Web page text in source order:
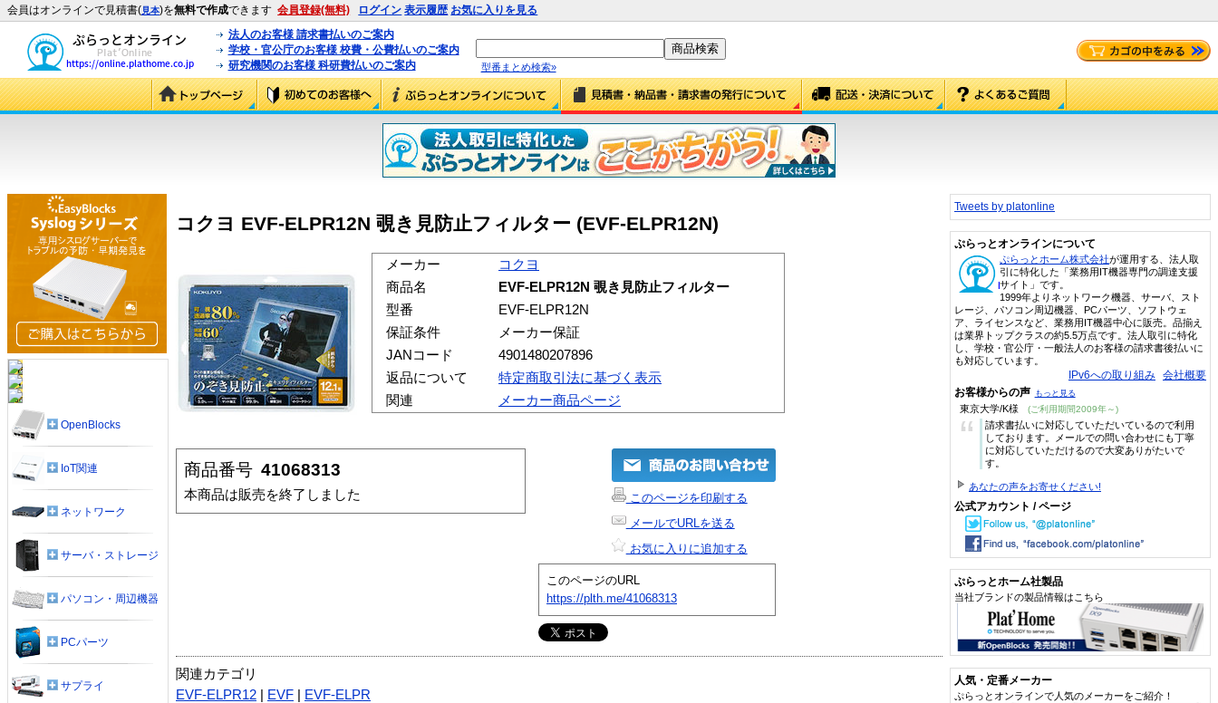
会員はオンラインで見積書(見本)を無料で作成できます 会員登録(無料) ログイン 表示履歴 お気に入りを見る
法人のお客様 請求書払いのご案内
学校・官公庁のお客様 校費・公費払いのご案内
研究機関のお客様 科研費払いのご案内
型番まとめ検索»
コクヨ EVF-ELPR12N 覗き見防止フィルター (EVF-ELPR12N)
メーカー
コクヨ
商品名
EVF-ELPR12N 覗き見防止フィルター
型番
EVF-ELPR12N
保証条件
メーカー保証
JANコード
4901480207896
返品について
特定商取引法に基づく表示
関連
メーカー商品ページ
商品番号 41068313
本商品は販売を終了しました
このページを印刷する
メールでURLを送る
お気に入りに追加する
このページのURL
https://plth.me/41068313
関連カテゴリ
EVF-ELPR12
EVF EVF-ELPR
OpenBlocks
IoT関連
ネットワーク
サーバ・ストレージ
パソコン・周辺機器
PCパーツ
サプライ
Tweets by platonline
ぷらっとオンラインについて
ぷらっとホーム株式会社が運用する、法人取
引に特化した「業務用IT機器専門の調達支援
サイト」です。
1999年よりネットワーク機器、サーバ、スト
レージ、パソコン周辺機器、PCパーツ、ソフトウェ
ア、ライセンスなど、業務用IT機器中心に販売。品揃え
は業界トップクラスの約5.5万点です。法人取引に特化
し、学校・官公庁・一般法人のお客様の請求書後払いに
も対応しています。
IPv6への取り組み 会社概要
お客様からの声 もっと見る
東京大学/K様 (ご利用期間2009年～)
“
請求書払いに対応していただいているので利用
しております。メールでの問い合わせにも丁寧
に対応していただけるので大変ありがたいで
す。
あなたの声をお寄せください!
公式アカウント / ページ
ぷらっとホーム社製品
当社ブランドの製品情報はこちら
人気・定番メーカー
ぷらっとオンラインで人気のメーカーをご紹介！